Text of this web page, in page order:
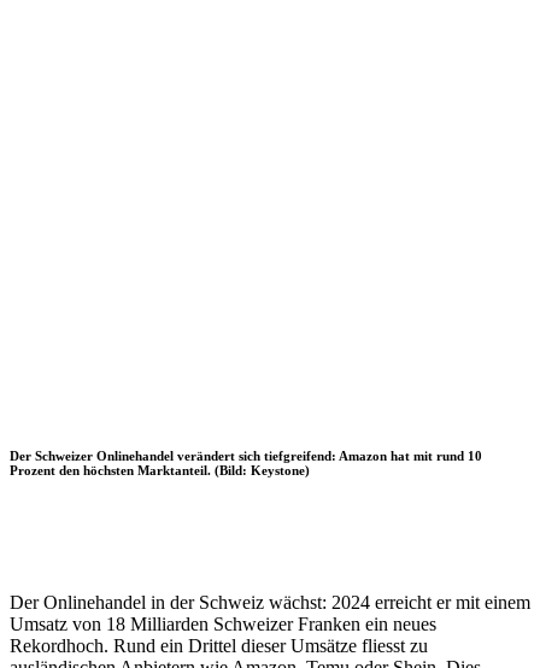
Der Schweizer Onlinehandel verändert sich tiefgreifend: Amazon hat mit rund 10
Prozent den höchsten Marktanteil. (Bild: Keystone)
Der Onlinehandel in der Schweiz wächst: 2024 erreicht er mit einem
Umsatz von 18 Milliarden Schweizer Franken ein neues
Rekordhoch. Rund ein Drittel dieser Umsätze fliesst zu